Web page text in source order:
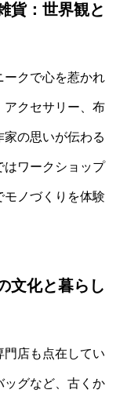
貨：世界観と
ークで心を惹かれ
アクセサリー、布
の思いが伝わる
はワークショップ
モノづくりを体験
文化と暮らし
門店も点在してい
ッグなど、古くか